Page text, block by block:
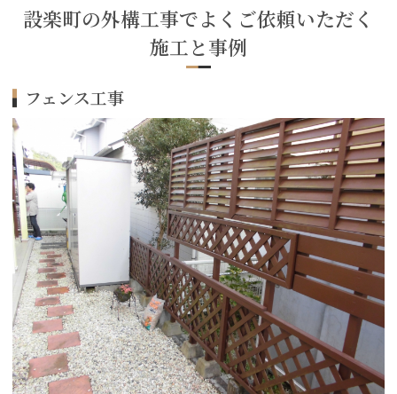
設楽町の外構工事でよくご依頼いただく
施工と事例
フェンス工事